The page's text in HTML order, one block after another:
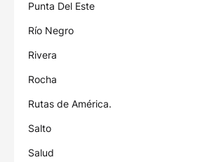
Punta Del Este
Río Negro
Rivera
Rocha
Rutas de América.
Salto
Salud